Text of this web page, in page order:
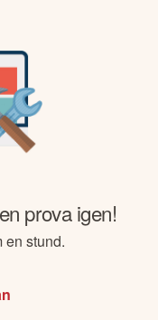
prova igen!
en stund.